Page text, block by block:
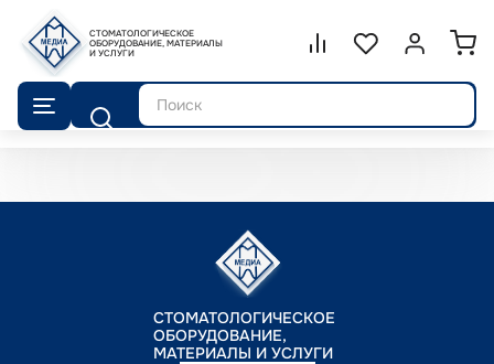
СТОМАТОЛОГИЧЕСКОЕ
ОБОРУДОВАНИЕ, МАТЕРИАЛЫ
И УСЛУГИ
Сравнение.
СписокВойти или
Поиск
СТОМАТОЛОГИЧЕСКОЕ
ОБОРУДОВАНИЕ,
МАТЕРИАЛЫ И УСЛУГИ